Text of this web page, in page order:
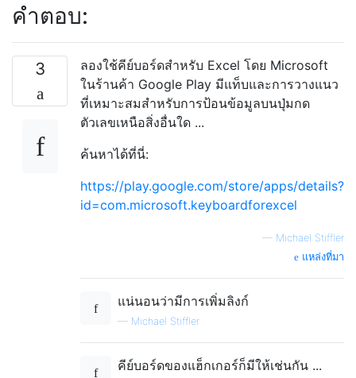
คำตอบ:
3
ลองใช้คีย์บอร์ดสำหรับ Excel โดย Microsoft
ในร้านค้า Google Play มีแท็บและการวางแนว
ที่เหมาะสมสำหรับการป้อนข้อมูลบนปุ่มกด
ตัวเลขเหนือสิ่งอื่นใด ...
ค้นหาได้ที่นี่:
https://play.google.com/store/apps/details?
id=com.microsoft.keyboardforexcel
— Michael Stiffler
แหล่งที่มา
แน่นอนว่ามีการเพิ่มลิงก์
— Michael Stiffler
คีย์บอร์ดของแฮ็กเกอร์ก็มีให้เช่นกัน ...